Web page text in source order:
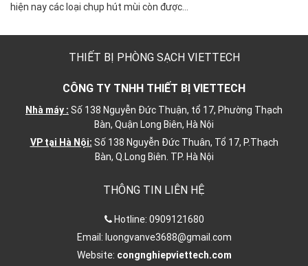
hiện nay các loại chụp hút mùi còn được…
THIẾT BỊ PHÒNG SẠCH VIETTECH
CÔNG TY TNHH THIẾT BỊ VIETTECH
Nhà máy : Số 138 Nguyễn Đức Thuận, tổ 17, Phường Thạch
Bàn, Quận Long Biên, Hà Nội
VP tại Hà Nội: Số 138 Nguyễn Đức Thuân, Tổ 17, P.Thạch
Bàn, Q.Long Biên. TP. Hà Nội
THÔNG TIN LIÊN HỆ
Hotline: 0909121680
Email: luongvanve3688@gmail.com
Website: congnghiepviettech.com